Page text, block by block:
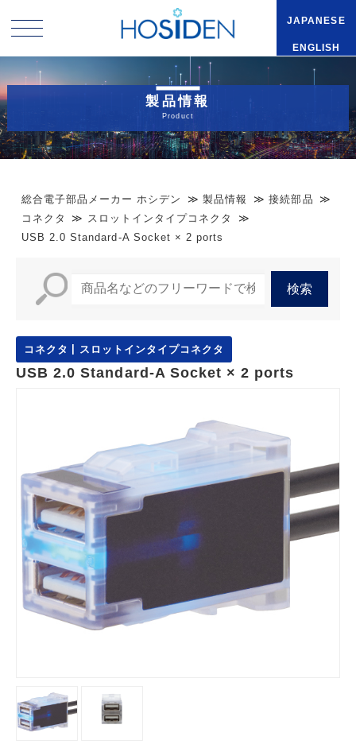
JAPANESE
ENGLISH
製品情報
Product
総合電子部品メーカー ホシデン 製品情報
接続部品
コネクタ
スロットインタイプコネクタ
USB 2.0 Standard-A Socket × 2 ports
コネクタ スロットインタイプコネクタ
USB 2.0 Standard-A Socket × 2 ports